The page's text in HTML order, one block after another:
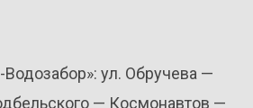
ул. Обручева —
— Космонавтов —